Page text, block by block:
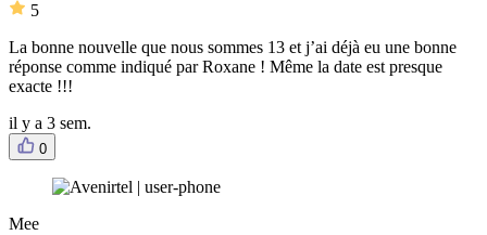
5
La bonne nouvelle que nous sommes 13 et j’ai déjà eu une bonne
réponse comme indiqué par Roxane ! Même la date est presque
exacte !!!
il y a 3 sem.
0
Mee